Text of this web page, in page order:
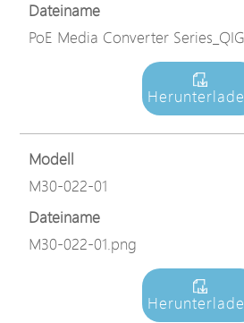
Dateiname
PoE Media Converter
Modell
M30-022-01
Dateiname
M30-022-01.png